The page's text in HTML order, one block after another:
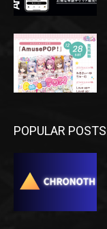
POPULAR POSTS